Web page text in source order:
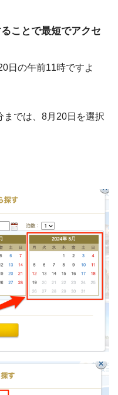
ことで最短でアクセ
日の午前11時ですよ
までは、8月20日を選択